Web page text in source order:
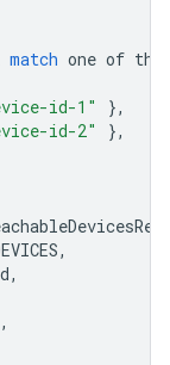
match one of the
id-1"
},
id-2"
},
,
,
,